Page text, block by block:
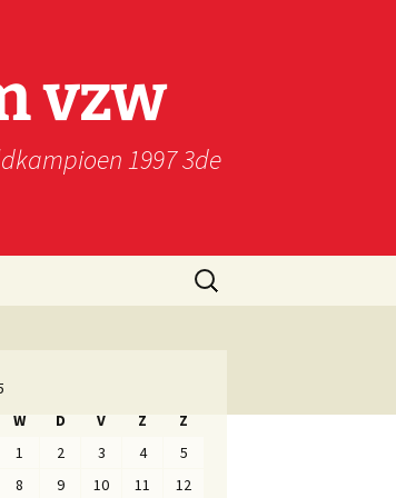
vzw
1997 3de
Zoeken
naar:
W D V Z
Z
1
2 3 4
5
8 9 10 11
12